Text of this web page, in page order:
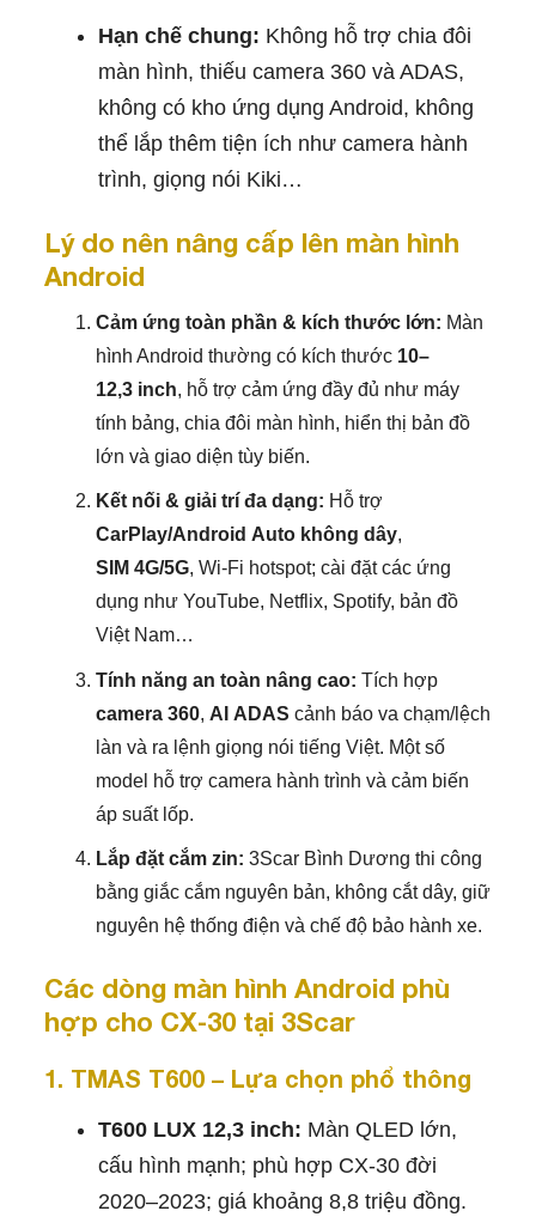
Hạn chế chung: Không hỗ trợ chia đôi
màn hình, thiếu camera 360 và ADAS,
không có kho ứng dụng Android, không
thể lắp thêm tiện ích như camera hành
trình, giọng nói Kiki…
Lý do nên nâng cấp lên màn hình
Android
Cảm ứng toàn phần & kích thước lớn: Màn
hình Android thường có kích thước 10–
12,3 inch, hỗ trợ cảm ứng đầy đủ như máy
tính bảng, chia đôi màn hình, hiển thị bản đồ
lớn và giao diện tùy biến.
Kết nối & giải trí đa dạng: Hỗ trợ
CarPlay/Android Auto không dây,
SIM 4G/5G, Wi‑Fi hotspot; cài đặt các ứng
dụng như YouTube, Netflix, Spotify, bản đồ
Việt Nam…
Tính năng an toàn nâng cao: Tích hợp
camera 360, AI ADAS cảnh báo va chạm/lệch
làn và ra lệnh giọng nói tiếng Việt. Một số
model hỗ trợ camera hành trình và cảm biến
áp suất lốp.
Lắp đặt cắm zin: 3Scar Bình Dương thi công
bằng giắc cắm nguyên bản, không cắt dây, giữ
nguyên hệ thống điện và chế độ bảo hành xe.
Các dòng màn hình Android phù
hợp cho CX‑30 tại 3Scar
1. TMAS T600 – Lựa chọn phổ thông
T600 LUX 12,3 inch: Màn QLED lớn,
cấu hình mạnh; phù hợp CX‑30 đời
2020–2023; giá khoảng 8,8 triệu đồng.